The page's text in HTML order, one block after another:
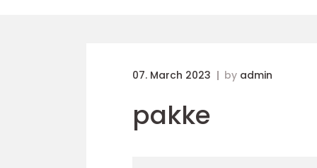
07. March 2023 by admin
pakke